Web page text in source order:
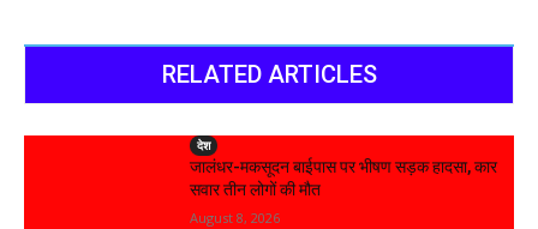
RELATED ARTICLES
देश
जालंधर-मकसूदन बाईपास पर भीषण सड़क हादसा, कार
सवार तीन लोगों की मौत
August 8, 2026